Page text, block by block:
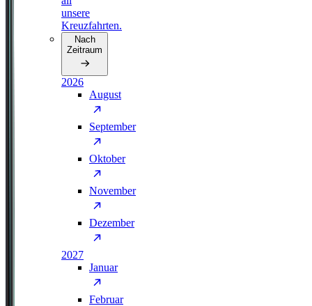
unsere
Kreuzfahrten.
Nach
Zeitraum
2026
August
September
Oktober
November
Dezember
2027
Januar
Februar